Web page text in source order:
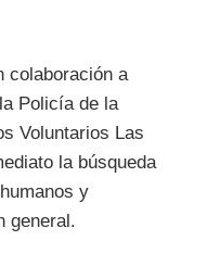
colaboración a
Policía de la
Voluntarios Las
la búsqueda
y
general.